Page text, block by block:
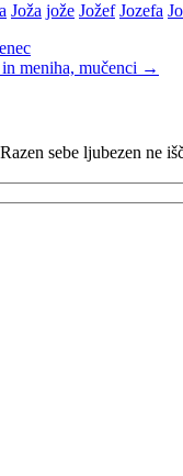
Joža jože Jožef Jozefa
meniha, mučenci →
Razen sebe ljubezen ne